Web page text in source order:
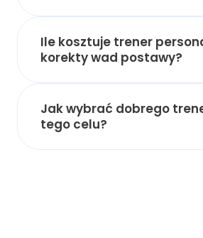
Ile kosztuje trener
korekty wad postawy?
Jak wybrać dobrego
tego celu?